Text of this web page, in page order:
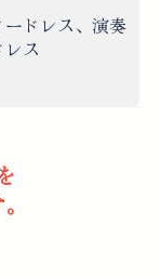
ドレス、演奏
ス